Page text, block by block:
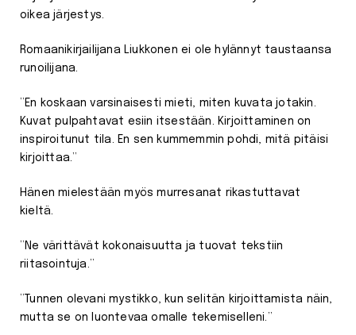
oikea järjestys.
Romaanikirjailijana Liukkonen ei ole hylännyt taustaansa
runoilijana.
”En koskaan varsinaisesti mieti, miten kuvata jotakin.
Kuvat pulpahtavat esiin itsestään. Kirjoittaminen on
inspiroitunut tila. En sen kummemmin pohdi, mitä pitäisi
kirjoittaa.”
Hänen mielestään myös murresanat rikastuttavat
kieltä.
”Ne värittävät kokonaisuutta ja tuovat tekstiin
riitasointuja.”
”Tunnen olevani mystikko, kun selitän kirjoittamista näin,
mutta se on luontevaa omalle tekemiselleni.”